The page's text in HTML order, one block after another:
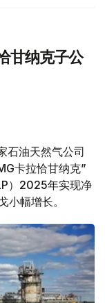
甘纳克子公
石油天然气公司
卡拉恰甘纳克”
）2025年实现净
幅增长。